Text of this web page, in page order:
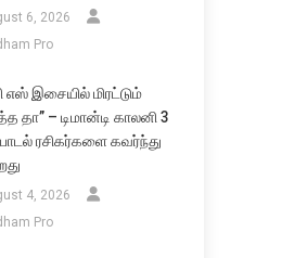
6, 2026
Pro
எஸ் இசையில் மிரட்டும்
தா” – டிமான்டி காலனி 3
ரசிகர்களை கவர்ந்து
4, 2026
Pro